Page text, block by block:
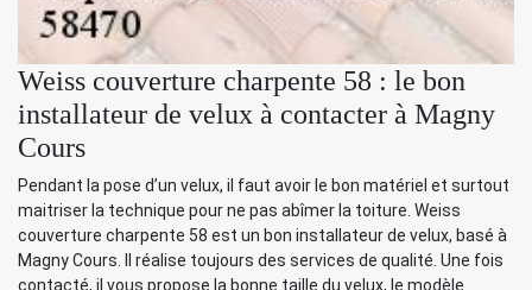
Weiss couverture charpente 58 : le bon
installateur de velux à contacter à Magny
Cours
Pendant la pose d’un velux, il faut avoir le bon matériel et surtout
maitriser la technique pour ne pas abîmer la toiture. Weiss
couverture charpente 58 est un bon installateur de velux, basé à
Magny Cours. Il réalise toujours des services de qualité. Une fois
contacté, il vous propose la bonne taille du velux, le modèle